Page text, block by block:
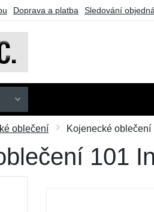
Doprava a platba Sledování
oblečení Kojenecké oblečení
101